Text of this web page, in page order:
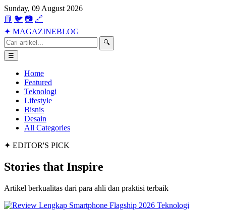
Sunday, 09 August 2026
📘 🐦 📷 🔗
✦ MAGAZINEBLOG
🔍
☰
Home
Featured
Teknologi
Lifestyle
Bisnis
Desain
All Categories
✦ EDITOR'S PICK
Stories that Inspire
Artikel berkualitas dari para ahli dan praktisi terbaik
Teknologi